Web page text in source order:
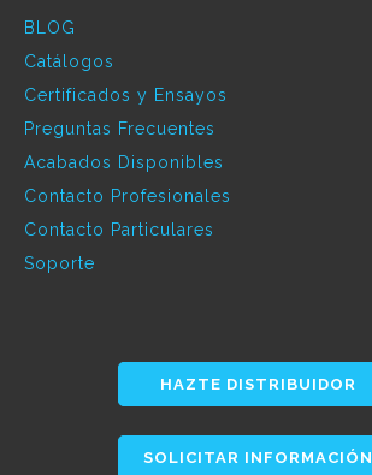
BLOG
Catálogos
Certificados y Ensayos
Preguntas Frecuentes
Acabados Disponibles
Contacto Profesionales
Contacto Particulares
Soporte
HAZTE DISTRIBUIDOR
SOLICITAR INFORMACIÓN